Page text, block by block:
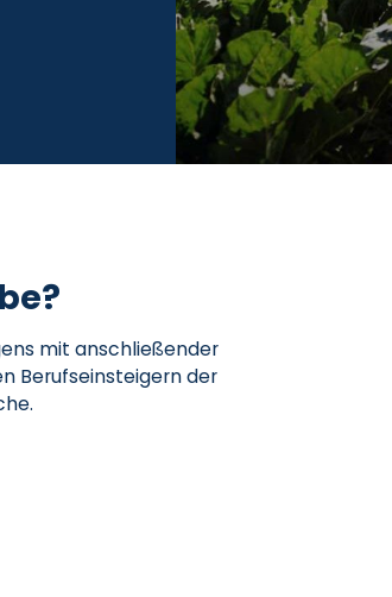
mit anschließender
Berufseinsteigern der